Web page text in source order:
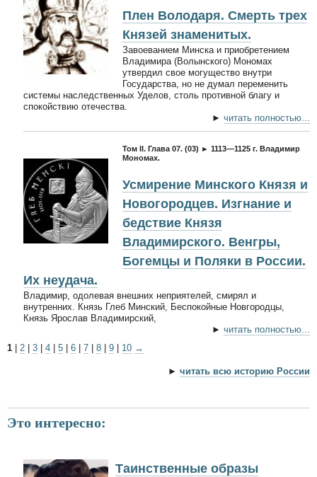
Плен Володаря. Смерть трех
Князей знаменитых.
Завоеванием Минска и приобретением
Владимира (Волынского) Мономах
утвердил свое могущество внутри
Государства, но не думал переменить
системы наследственных Уделов, столь противной благу и
спокойствию отечества.
► читать полностью...
Том II. Глава 07. (03) ► 1113—1125 г. Владимир
Мономах.
Усмирение Минского Князя и
Новогородцев. Изгнание и
бедствие Князя
Владимирского. Венгры,
Богемцы и Поляки в России.
Их неудача.
Владимир, одолевая внешних неприятелей, смирял и
внутренних. Князь Глеб Минский, Беспокойные Новгородцы,
Князь Ярослав Владимирский,
► читать полностью...
1
2 3 4 5 6 7 8 9 10 →
► читать всю историю России
Это интересно:
Таинственные образы